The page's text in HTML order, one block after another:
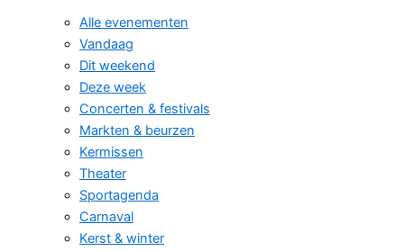
Alle evenementen
Vandaag
Dit weekend
Deze week
Concerten & festivals
Markten & beurzen
Kermissen
Theater
Sportagenda
Carnaval
Kerst & winter